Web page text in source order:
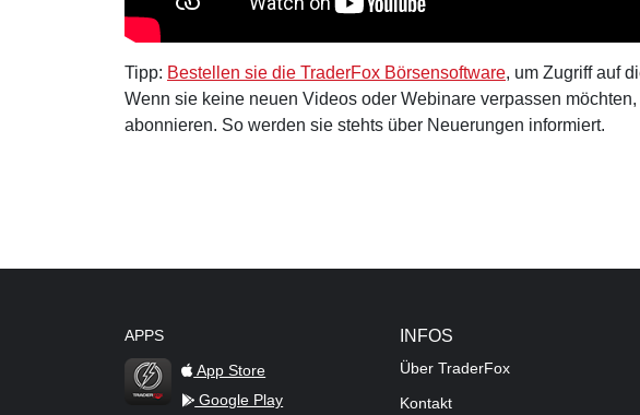
Tipp: Bestellen sie die TraderFox Börsensoftware, um Zugriff auf
Wenn sie keine neuen Videos oder Webinare verpassen
abonnieren. So werden sie stehts über Neuerungen informiert.
APPS
App Store
Google Play
INFOS
Über TraderFox
Kontakt